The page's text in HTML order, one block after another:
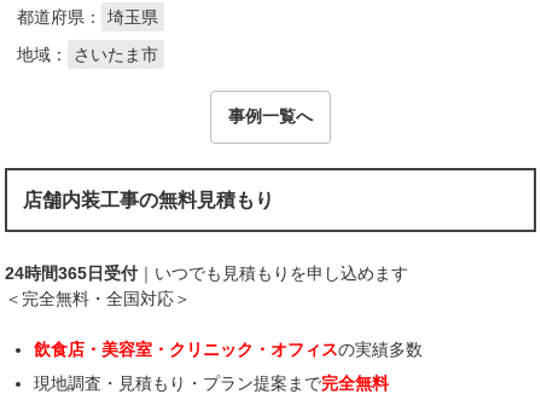
都道府県：
埼玉県
地域：
さいたま市
事例一覧へ
店舗内装工事の無料見積もり
24時間365日受付 ｜いつでも見積もりを申し込めます
＜完全無料・全国対応＞
飲食店・美容室・クリニック・オフィスの実績多数
現地調査・見積もり・プラン提案まで完全無料